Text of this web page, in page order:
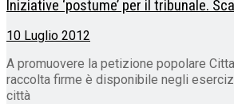
Iniziative ‘postume’ per il tribunale.
10 Luglio 2012
A promuovere la petizione popolare
raccolta firme è disponibile negli
città